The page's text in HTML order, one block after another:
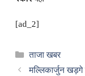
[ad_2]
Categories
ताजा खबर
मल्लिकार्जुन खड़गे